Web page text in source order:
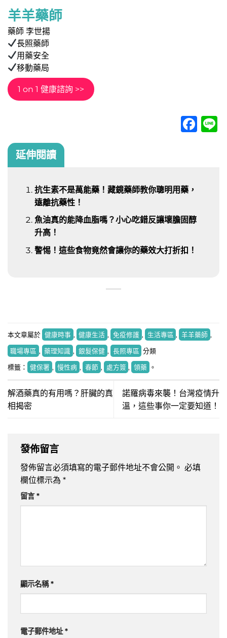
羊羊藥師
藥師 李世揚
長照藥師
用藥安全
移動藥局
1 on 1 健康諮詢 >>
延伸閱讀
抗生素不是萬能藥！藏鏡藥師教你聰明用藥，
遠離抗藥性！
魚油真的能降血脂嗎？小心吃錯反讓壞膽固醇
升高！
警惕！這些食物竟然會讓你的藥效大打折扣！
本文章屬於 健康時事 , 健康生活 , 免疫修護 , 生活專區 , 羊羊藥師 ,
職場專區 , 藥理知識 , 銀髮保健 , 長照專區 分類
標籤： 健保署 , 慢性病 , 春節 , 處方簽 , 領藥 。
解酒藥真的有用嗎？肝臟的真
相揭密
諾羅病毒來襲！台灣疫情升
溫，這些事你一定要知道！
發佈留言
發佈留言必須填寫的電子郵件地址不會公開。 必填
欄位標示為 *
留言*
顯示名稱*
電子郵件地址*